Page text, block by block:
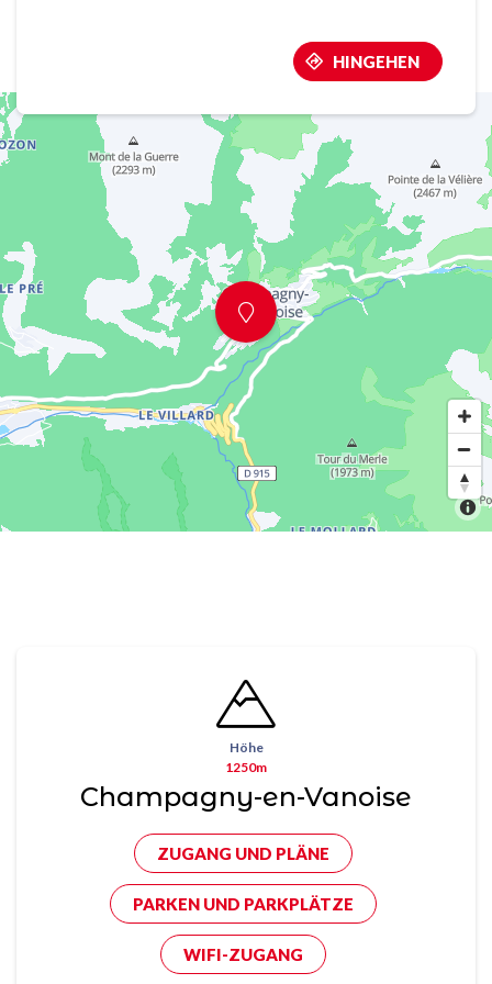
HINGEHEN
Höhe
1250m
Champagny-en-Vanoise
ZUGANG UND PLÄNE
PARKEN UND PARKPLÄTZE
WIFI-ZUGANG